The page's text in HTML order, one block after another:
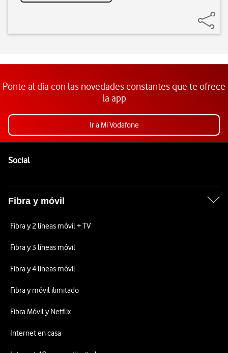
Ponte al día con las novedades constantes que te ofrece
la app
Ir a Mi Vodafone
SocialEnlaces a las redes sociales de Vodafone
Fibra y móvil
Fibra y 2 líneas móvil + TV
Fibra y 3 líneas móvil
Fibra y 4 líneas móvil
Fibra y móvil ilimitado
Fibra Móvil y Netflix
Internet en casa